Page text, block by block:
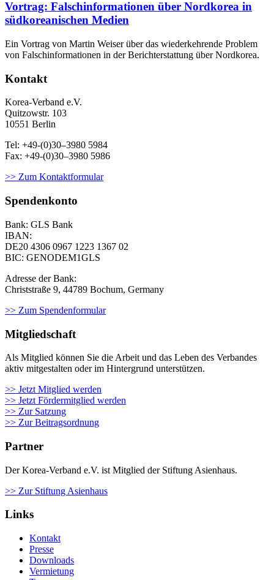
Vortrag: Falschinformationen über Nordkorea in
südkoreanischen Medien
Ein Vortrag von Martin Weiser über das wiederkehrende Problem
von Falschinformationen in der Berichterstattung über Nordkorea.
Kontakt
Korea-Ver­band e.V.
Quitzowstr. 103
10551 Berlin
Tel: +49-(0)30–3980 5984
Fax: +49-(0)30–3980 5986
>> Zum Kontaktformular
Spendenkonto
Bank: GLS Bank
IBAN:
DE20 4306 0967 1223 1367 02
BIC: GENODEM1GLS
Adresse der Bank:
Christstraße 9, 44789 Bochum, Germany
>> Zum Spendenformular
Mitgliedschaft
Als Mit­glied kön­nen Sie die Arbeit und das Leben des Ver­ban­des
aktiv mit­ge­stal­ten oder im Hin­ter­grund unter­stüt­zen.
>> Jetzt Mitglied werden
>> Jetzt Fördermitglied werden
>> Zur Satzung
>> Zur Beitragsordnung
Partner
Der Korea-Verband e.V. ist Mitglied der Stiftung Asienhaus.
>> Zur Stiftung Asienhaus
Links
Kontakt
Presse
Downloads
Vermietung